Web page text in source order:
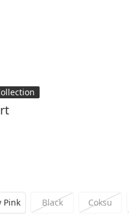
Pink Black Coksu